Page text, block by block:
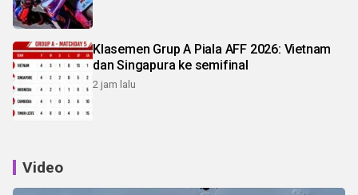
Klasemen Grup A Piala AFF 2026: Vietnam
dan Singapura ke semifinal
2 jam lalu
Video